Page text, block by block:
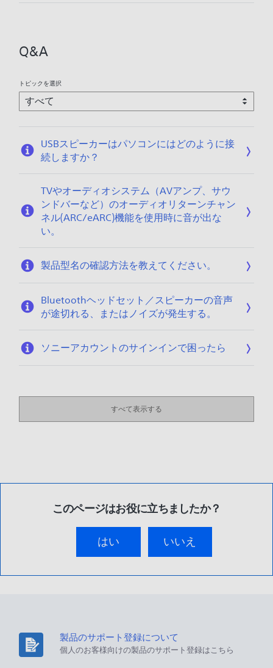
/
2
Q&A
トピックを選択
USBスピーカーはパソコンにはどのように接
続しますか？
TVやオーディオシステム（AVアンプ、サウ
ンドバーなど）のオーディオリターンチャン
ネル(ARC/eARC)機能を使用時に音が出な
い。
製品型名の確認方法を教えてください。
Bluetoothヘッドセット／スピーカーの音声
が途切れる、またはノイズが発生する。
ソニーアカウントのサインインで困ったら
すべて表示する
このページはお役に立ちましたか？
はい いいえ
製品のサポート登録について
個人のお客様向けの製品のサポート登録はこちら